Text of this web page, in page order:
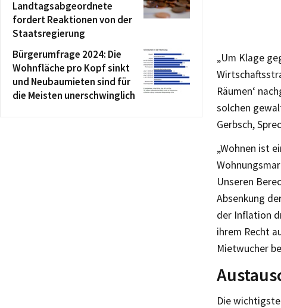
„Um Klage
Räumen‘
solchen
Gerbsch,
„Wohnen ist
Unseren
Absenkung
der Inflation
ihrem Recht
Mietwucher
Die
Landtagsabgeordnete
fordert Reaktionen von der
Staatsregierung
Bürgerumfrage 2024: Die
Wohnfläche pro Kopf sinkt
und Neubaumieten sind für
die Meisten unerschwinglich